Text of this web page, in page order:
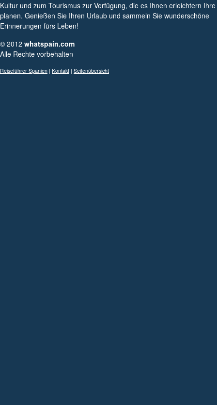
Kultur und zum Tourismus zur Verfügung, die es Ihnen erleichtern
planen. Genießen Sie Ihren Urlaub und sammeln Sie wunderschöne
Erinnerungen fürs Leben!
© 2012 whatspain.com
Alle Rechte vorbehalten
Reiseführer Spanien | Kontakt | Seitenübersicht